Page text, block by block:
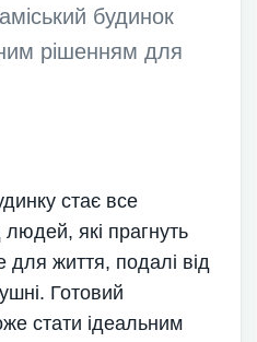
будинок
рішенням для
стає все
які прагнуть
для життя, подалі від
Готовий
стати ідеальним